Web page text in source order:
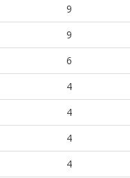
9
9
6
4
4
4
4